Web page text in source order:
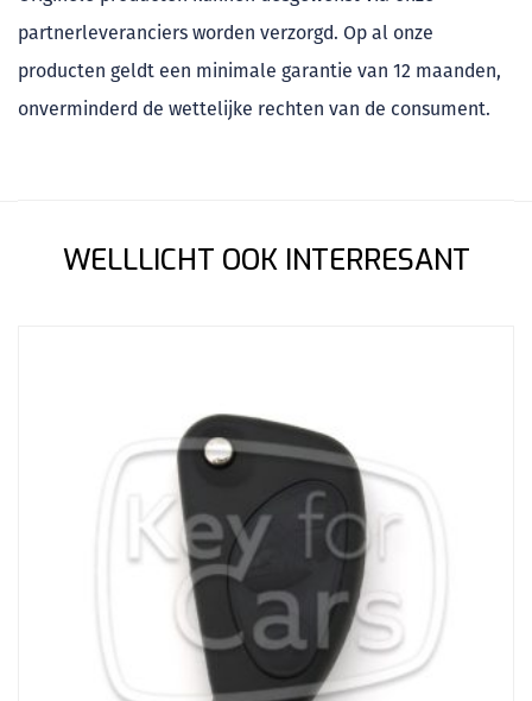
partnerleveranciers worden verzorgd. Op al onze
producten geldt een minimale garantie van 12 maanden,
onverminderd de wettelijke rechten van de consument.
WELLLICHT OOK INTERRESANT